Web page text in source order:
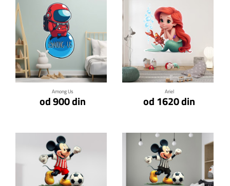
Among Us
od 900 din
Klikni za detalje
Ariel
od 1620 din
Klikni za detalje